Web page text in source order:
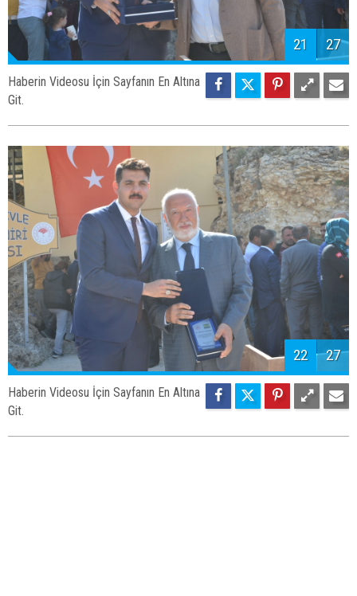
21 27
Haberin Videosu İçin Sayfanın En Altına
Git.
22 27
Haberin Videosu İçin Sayfanın En Altına
Git.